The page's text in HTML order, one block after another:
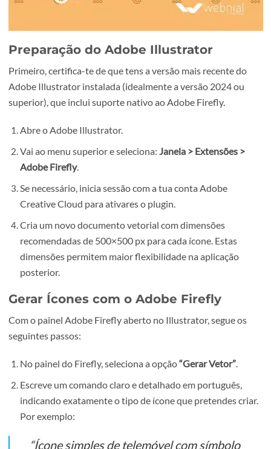
Adobe Illustrator instalada (idealmente a versão 2024 ou
superior), que inclui suporte nativo ao Adobe Firefly.
Abre o Adobe Illustrator.
Vai ao menu superior e seleciona:Janela > Extensões
Adobe Firefly.
Se necessário, inicia sessão com a tua conta Adobe
recomendadas de 500×500 px para cada ícone. Estas
posterior.
Gerar Ícones com o Adobe Firefly
Com o painel Adobe Firefly aberto no Illustrator, segue
seguintes passos: